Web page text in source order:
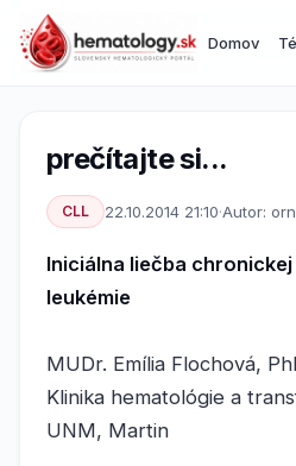
Domov
prečítajte si...
CLL 22.10.2014 21:10·Autor:
Iniciálna liečba
leukémie
MUDr. Emília Flochová,
Klinika hematológie a
UNM, Martin